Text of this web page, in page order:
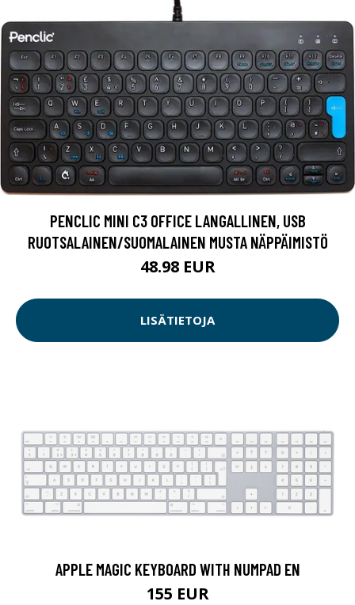
PENCLIC MINI C3 OFFICE LANGALLINEN, USB
RUOTSALAINEN/SUOMALAINEN MUSTA NÄPPÄIMISTÖ
48.98 EUR
LISÄTIETOJA
APPLE MAGIC KEYBOARD WITH NUMPAD EN
155 EUR